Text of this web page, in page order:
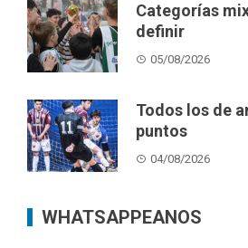
Categorías
definir
05/08/2026
Todos los de
puntos
04/08/2026
WHATSAPPEANOS